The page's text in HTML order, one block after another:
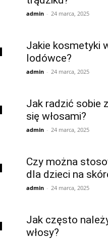
admin - 24 marca, 2025
Jakie kosmetyki
lodówce?
admin - 24 marca, 2025
Jak radzić sobie
się włosami?
admin - 24 marca, 2025
Czy można
dla dzieci na
admin - 24 marca, 2025
Jak często
włosy?